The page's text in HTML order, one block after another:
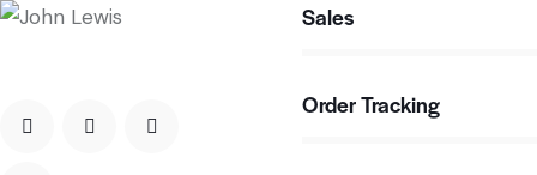
Sales
80%
Order Tracking
90%